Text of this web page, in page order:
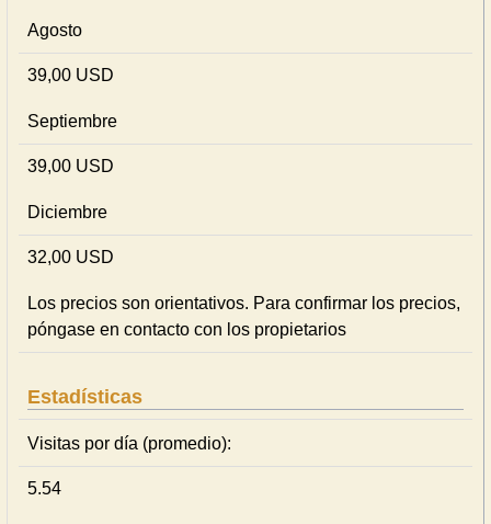
Agosto
39,00 USD
Septiembre
39,00 USD
Diciembre
32,00 USD
Los precios son orientativos. Para confirmar los precios,
póngase en contacto con los propietarios
Estadísticas
Visitas por día (promedio):
5.54